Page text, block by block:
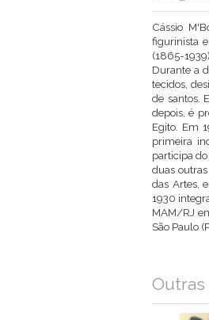
Cássio
figurinista
(1865-
Durante a
tecidos,
de santos.
depois, é
Egito. Em
primeira
participa
duas
das Artes,
1930
MAM/RJ
São Paulo